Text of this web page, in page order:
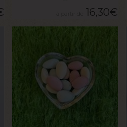
16,30€